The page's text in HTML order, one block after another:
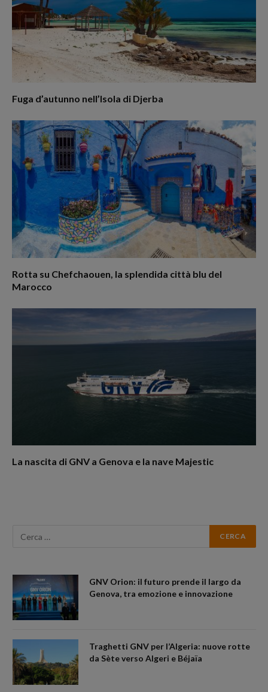
Fuga d’autunno nell’Isola di Djerba
Rotta su Chefchaouen, la splendida città blu del
Marocco
La nascita di GNV a Genova e la nave Majestic
GNV Orion: il futuro prende il largo da
Genova, tra emozione e innovazione
Traghetti GNV per l’Algeria: nuove rotte
da Sète verso Algeri e Béjaïa